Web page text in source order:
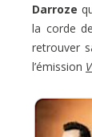
Darroze
la corde
retrouver
l’émission